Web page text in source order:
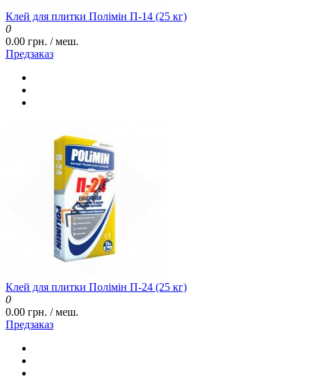
Клей для плитки Полімін П-14 (25 кг)
0
0.00 грн. / меш.
Предзаказ
Клей для плитки Полімін П-24 (25 кг)
0
0.00 грн. / меш.
Предзаказ